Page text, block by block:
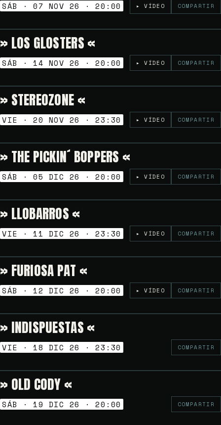
SÁB · 07 NOV 26 · 20:00 ▸ VÍDEO COMPARTIR
TARDEO SESSION
» LOS GLOSTERS «
SÁB · 14 NOV 26 · 20:00 ▸ VÍDEO COMPARTIR
NOCHES GOLFAS
» STEREOZONE «
VIE · 20 NOV 26 · 23:30 ▸ VÍDEO COMPARTIR
TARDEO SESSION
» THE PICKIN´ BOPPERS «
SÁB · 05 DIC 26 · 20:00 ▸ VÍDEO COMPARTIR
NOCHES GOLFAS
» LLOBARROS «
VIE · 11 DIC 26 · 23:30 ▸ VÍDEO COMPARTIR
TARDEO SESSION
» FURIOSA PAT «
SÁB · 12 DIC 26 · 20:00 ▸ VÍDEO COMPARTIR
NOCHES GOLFAS
» INDISPUESTAS «
VIE · 18 DIC 26 · 23:30 COMPARTIR
TARDEO SESSION
» OLD CODY «
SÁB · 19 DIC 26 · 20:00 COMPARTIR